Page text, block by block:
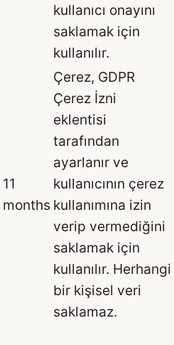
kullanıcı onayını
saklamak için
kullanılır.
11
months
Çerez, GDPR
Çerez İzni
eklentisi
tarafından
ayarlanır ve
kullanıcının çerez
kullanımına izin
verip vermediğini
saklamak için
kullanılır. Herhangi
bir kişisel veri
saklamaz.